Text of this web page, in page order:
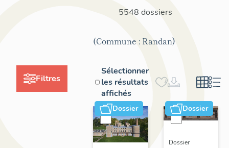
Filtres
5548 dossiers
(Commune : Randan)
Sélectionner
les résultats
affichés
Dossier Dossier
Dossier